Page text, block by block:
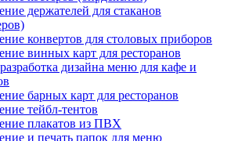
держателей для стаканов
конвертов для столовых приборов
винных карт для ресторанов
дизайна меню для кафе и
барных карт для ресторанов
тейбл-тентов
плакатов из ПВХ
и печать папок для меню